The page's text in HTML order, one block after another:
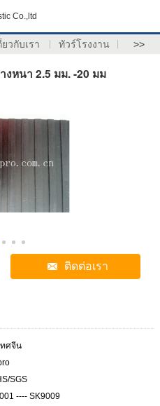
Co.,ltd
ยวกับเรา ทัวร์โรงงาน >>
หนา 2.5 มม. -20 มม
ติดต่อเรา
ทศจีน
SGS
---- SK9009